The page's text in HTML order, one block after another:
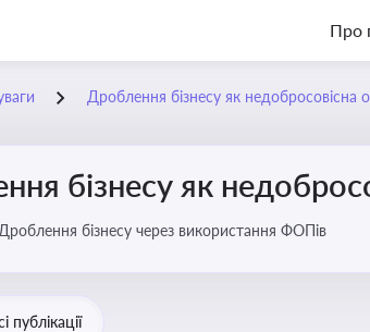
Про
Дроблення бізнесу як недобросовісна
бізнесу як
Дроблення бізнесу через використання ФОПів
публікації